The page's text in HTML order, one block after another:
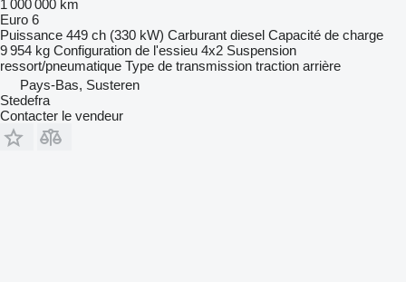
1 000 000 km
Euro 6
Puissance 449 ch (330 kW) Carburant diesel Capacité de charge
9 954 kg Configuration de l'essieu 4x2 Suspension
ressort/pneumatique Type de transmission traction arrière
Pays-Bas, Susteren
Stedefra
Contacter le vendeur